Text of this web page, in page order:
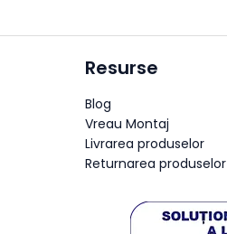
Resurse
Blog
Vreau Montaj
Livrarea produselor
Returnarea produselor